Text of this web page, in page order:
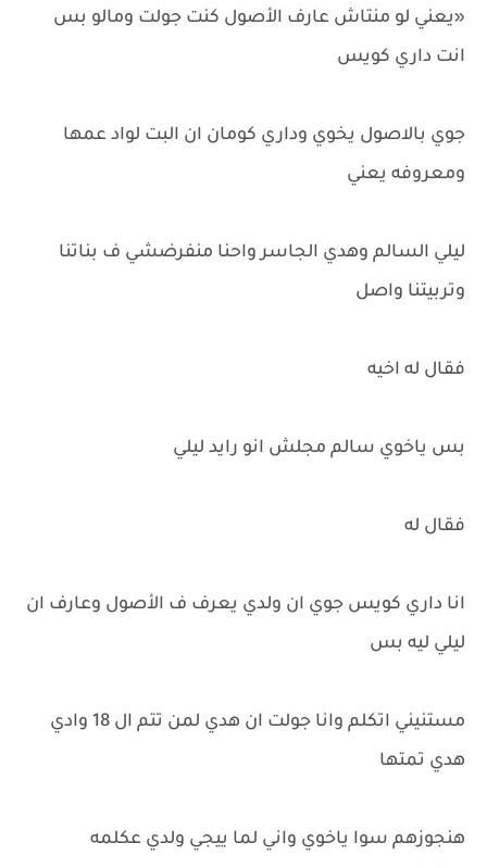
«يعني لو منتاش عارف الأصول كنت جولت ومالو بس
انت داري كويس
جوي بالاصول يخوي وداري كومان ان البت لواد عمها
ومعروفه يعني
ليلي السالم وهدي الجاسر واحنا منفرضشي ف بناتنا
وتربيتنا واصل
فقال له اخيه
بس ياخوي سالم مجلش انو رايد ليلي
فقال له
انا داري كويس جوي ان ولدي يعرف ف الأصول وعارف ان
ليلي ليه بس
مستنيني اتكلم وانا جولت ان هدي لمن تتم ال 18 وادي
هدي تمتها
هنجوزهم سوا ياخوي واني لما ييجي ولدي عكلمه